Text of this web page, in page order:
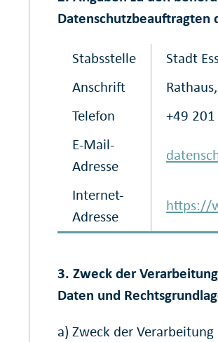
Datenschutzbeauftragten
Stabsstelle
Stadt
Anschrift
Telefon
+49
E-Mail-
Adresse
Internet-
Adresse
https://
3. Zweck der
Daten und
a) Zweck der Verarbeitung